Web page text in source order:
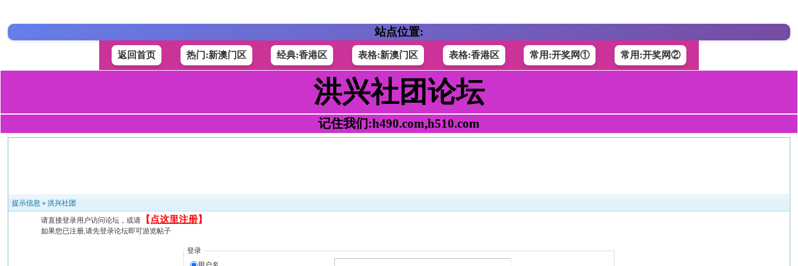
站点位置:
返回首页 热门:新澳门区 经典:香港区 表格:新澳门区 表格:香港区 常用:开奖网① 常用:开奖网②
洪兴社团论坛
记住我们:h490.com,h510.com
提示信息 »洪兴社团
请直接登录用户访问论坛，或请 【 点这里注册】
如果您已注册,请先登录论坛即可游览帖子
登录